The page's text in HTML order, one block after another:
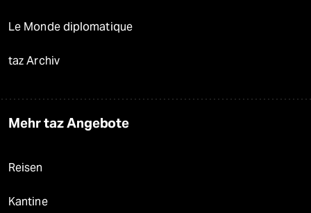
Le Monde diplomatique
taz Archiv
Mehr taz Angebote
Reisen
Kantine